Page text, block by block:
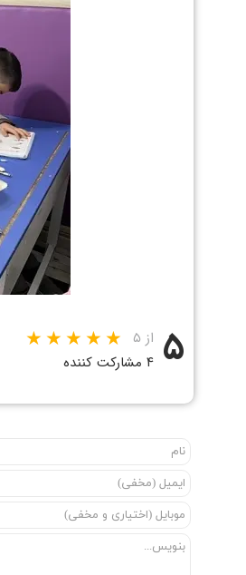
۵ از ۵
۴ مشارکت کننده